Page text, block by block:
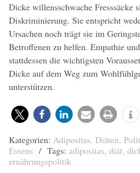
Dicke willensschwache Fresssäcke
Diskriminierung. Sie entspricht
Ursachen noch trägt sie im
Betroffenen zu helfen. Empathie
stattdessen die wichtigsten
Dicke auf dem Weg zum
unterstützen.
Kategorien: Adipositas, Diäten,
Essens / Tags: adipositas, diät,
ernährungspolitik